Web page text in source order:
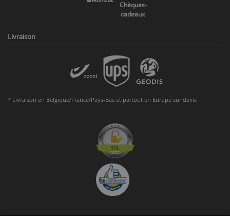
Chèques-
cadeaux
Livraison
* Livraison en Belgique/France/Pays-Bas et partout en Europe sur devis